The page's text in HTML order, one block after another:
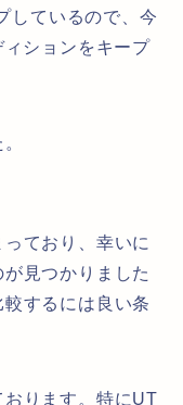
しているので、今
ションをキープ
ており、幸いに
見つかりました
するには良い条
ります。特にUT